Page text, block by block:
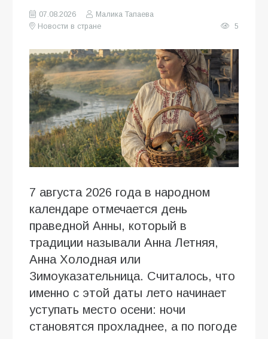
07.08.2026
Малика Тапаева
Новости в стране
5
7 августа 2026 года в народном
календаре отмечается день
праведной Анны, который в
традиции называли Анна Летняя,
Анна Холодная или
Зимоуказательница. Считалось, что
именно с этой даты лето начинает
уступать место осени: ночи
становятся прохладнее, а по погоде